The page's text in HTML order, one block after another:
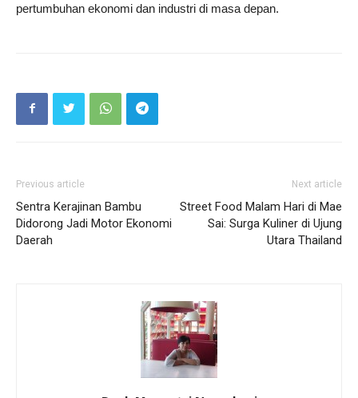
pertumbuhan ekonomi dan industri di masa depan.
Previous article
Sentra Kerajinan Bambu
Didorong Jadi Motor Ekonomi
Daerah
Next article
Street Food Malam Hari di Mae
Sai: Surga Kuliner di Ujung
Utara Thailand